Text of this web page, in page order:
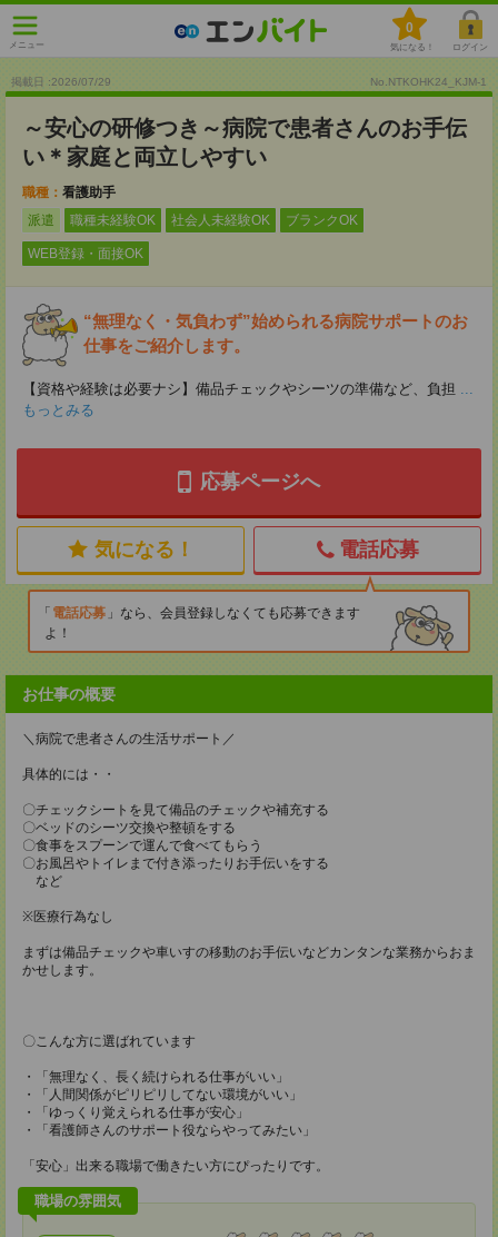
メニュー
0
気になる！ ログイン
掲載日 :2026/07/29 No.NTKOHK24_KJM-1
～安心の研修つき～病院で患者さんのお手伝
い＊家庭と両立しやすい
職種： 看護助手
派遣
職種未経験OK 社会人未経験OK ブランクOK
WEB登録・面接OK
“無理なく・気負わず”始められる病院サポートのお
仕事をご紹介します。
【資格や経験は必要ナシ】備品チェックやシーツの準備など、負担 ...
もっとみる
応募ページへ
気になる！ 電話応募
電話応募
なら、会員登録しなくても応募できます
よ！
お仕事の概要
＼病院で患者さんの生活サポート／
具体的には・・
〇チェックシートを見て備品のチェックや補充する
〇ベッドのシーツ交換や整頓をする
〇食事をスプーンで運んで食べてもらう
〇お風呂やトイレまで付き添ったりお手伝いをする
など
※医療行為なし
まずは備品チェックや車いすの移動のお手伝いなどカンタンな業務からおま
かせします。
〇こんな方に選ばれています
・「無理なく、長く続けられる仕事がいい」
・「人間関係がピリピリしてない環境がいい」
・「ゆっくり覚えられる仕事が安心」
・「看護師さんのサポート役ならやってみたい」
「安心」出来る職場で働きたい方にぴったりです。
職場の雰囲気